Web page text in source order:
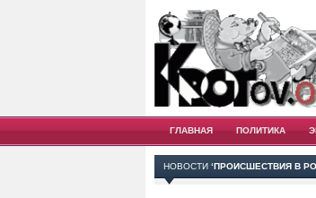
ГЛАВНАЯ ПОЛИТИКА
НОВОСТИ ‘ПРОИСШЕСТВИЯ В